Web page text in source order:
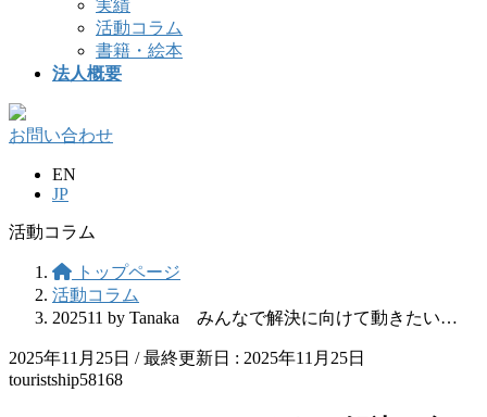
実績
活動コラム
書籍・絵本
法人概要
お問い合わせ
EN
JP
活動コラム
トップページ
活動コラム
202511 by Tanaka みんなで解決に向けて動きたい…
2025年11月25日 / 最終更新日 : 2025年11月25日
touristship58168